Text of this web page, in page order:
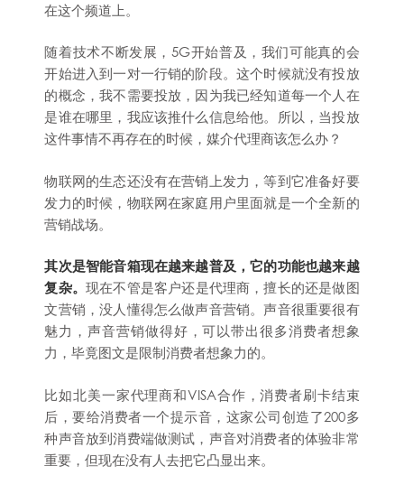
在这个频道上。
随着技术不断发展，5G开始普及，我们可能真的会
开始进入到一对一行销的阶段。这个时候就没有投放
的概念，我不需要投放，因为我已经知道每一个人在
是谁在哪里，我应该推什么信息给他。所以，当投放
这件事情不再存在的时候，媒介代理商该怎么办？
物联网的生态还没有在营销上发力，等到它准备好要
发力的时候，物联网在家庭用户里面就是一个全新的
营销战场。
其次是智能音箱现在越来越普及，它的功能也越来越
复杂。 现在不管是客户还是代理商，擅长的还是做图
文营销，没人懂得怎么做声音营销。声音很重要很有
魅力，声音营销做得好，可以带出很多消费者想象
力，毕竟图文是限制消费者想象力的。
比如北美一家代理商和VISA合作，消费者刷卡结束
后，要给消费者一个提示音，这家公司创造了200多
种声音放到消费端做测试，声音对消费者的体验非常
重要，但现在没有人去把它凸显出来。